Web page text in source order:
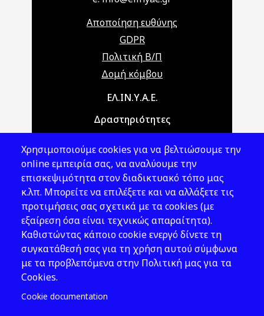
Αποποίηση ευθύνης
GDPR
Πολιτική Β/Π
Δομή κόμβου
Main navigationΕΛ.ΙΝ.Υ.Α.Ε.
Δραστηριότητες
Νομοθεσία
Εκδόσεις
Νέα - Εκδηλώσεις
Ακολουθήστε μας
Χρησιμοποιούμε cookies για να βελτιώσουμε την
online εμπειρία σας, να αναλύουμε την
επισκεψιμότητα στον διαδικτυακό τόπο μας
κ.λπ. Μπορείτε να επιλέξετε και να αλλάξετε τις
προτιμήσεις σας σχετικά με τα cookies (με
εξαίρεση όσα είναι τεχνικώς απαραίτητα).
Καθιστώντας κάποιο cookie ενεργό δίνετε τη
συγκατάθεσή σας για τη χρήση αυτού σύμφωνα
με τα προβλεπόμενα στην Πολιτική μας για τα
Cookies.
Cookie documentation